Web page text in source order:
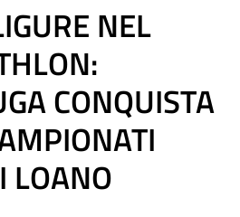
NEL
CONQUISTA
LOANO